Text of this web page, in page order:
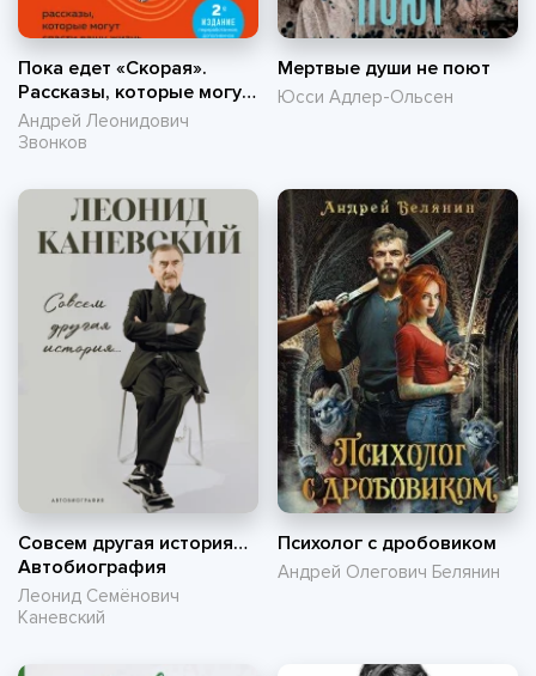
Пока едет «Скорая».
Рассказы, которые могут
спасти вашу жизнь
Андрей Леонидович
Звонков
Мертвые души не поют
Юсси Адлер-Ольсен
Совсем другая история…
Автобиография
Леонид Семёнович
Каневский
Психолог с дробовиком
Андрей Олегович Белянин